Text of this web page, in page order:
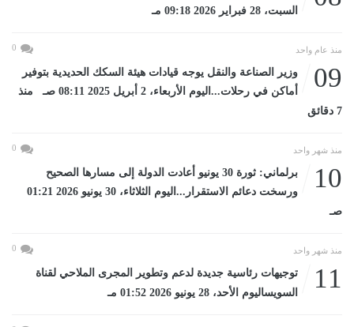
السبت، 28 فبراير 2026 09:18 مـ
منذ عام واحد 0
09
وزير الصناعة والنقل يوجه قيادات هيئة السكك الحديدية بتوفير
أماكن في رحلات...اليوم الأربعاء، 2 أبريل 2025 08:11 صـ منذ
7 دقائق
منذ شهر واحد 0
10
برلماني: ثورة 30 يونيو أعادت الدولة إلى مسارها الصحيح
ورسخت دعائم الاستقرار...اليوم الثلاثاء، 30 يونيو 2026 01:21
صـ
منذ شهر واحد 0
11
توجيهات رئاسية جديدة لدعم وتطوير المجرى الملاحي لقناة
السويساليوم الأحد، 28 يونيو 2026 01:52 مـ